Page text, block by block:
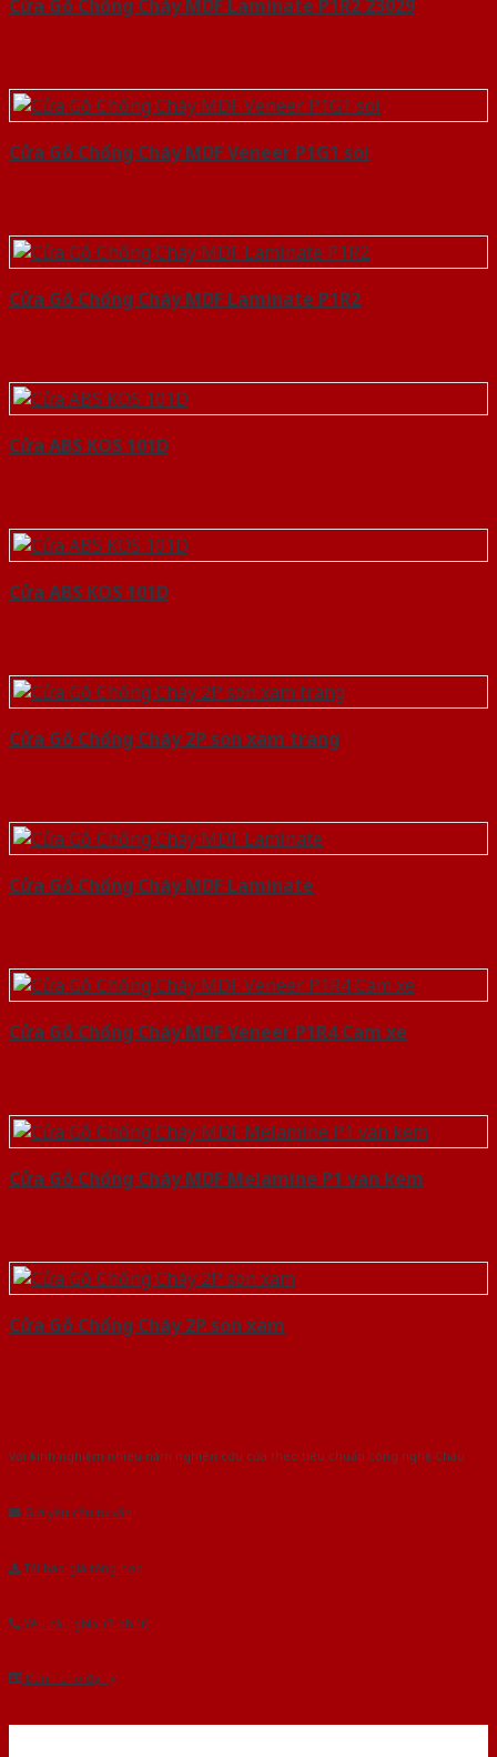
Cửa Gỗ Chống Cháy MDF Laminate P1R2 23029
Cửa Gỗ Chống Cháy MDF Veneer P1G1 soi
Cửa Gỗ Chống Cháy MDF Laminate P1R2
Cửa ABS KOS 101D
Cửa ABS KOS 101D
Cửa Gỗ Chống Cháy 2P son xam trang
Cửa Gỗ Chống Cháy MDF Laminate
Cửa Gỗ Chống Cháy MDF Veneer P1R4 Cam xe
Cửa Gỗ Chống Cháy MDF Melamine P1 van kem
Cửa Gỗ Chống Cháy 2P son xam
Với kinh nghiệm nhiêu năm nghiên cứu cửa theo tiêu chuẩn công nghệ Châu
Gửi yêu cầu tư vấn
Tải báo giá tổng hợp
Yêu cầu gọi lại (3 phút)
Dành cho đại lý